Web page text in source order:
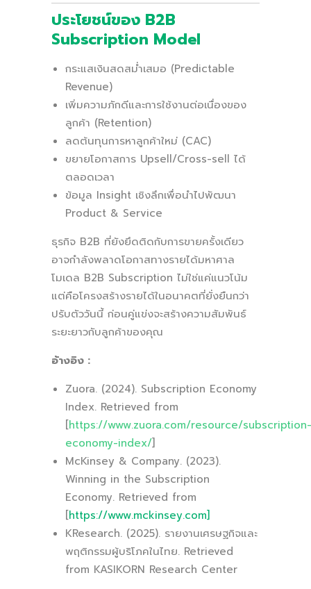
ประโยชน์ของ B2B
Subscription Model
กระแสเงินสดสม่ำเสมอ (Predictable
Revenue)
เพิ่มความภักดีและการใช้งานต่อเนื่องของ
ลูกค้า (Retention)
ลดต้นทุนการหาลูกค้าใหม่ (CAC)
ขยายโอกาสการ Upsell/Cross-sell ได้
ตลอดเวลา
ข้อมูล Insight เชิงลึกเพื่อนำไปพัฒนา
Product & Service
ธุรกิจ B2B ที่ยังยึดติดกับการขายครั้งเดียว
อาจกำลังพลาดโอกาสทางรายได้มหาศาล
โมเดล B2B Subscription ไม่ใช่แค่แนวโน้ม
แต่คือโครงสร้างรายได้ในอนาคตที่ยั่งยืนกว่า
ปรับตัววันนี้ ก่อนคู่แข่งจะสร้างความสัมพันธ์
ระยะยาวกับลูกค้าของคุณ
อ้างอิง :
Zuora. (2024). Subscription Economy
Index. Retrieved from
[https://www.zuora.com/resource/subscription-
economy-index/]
McKinsey & Company. (2023).
Winning in the Subscription
Economy. Retrieved from
[https://www.mckinsey.com]
KResearch. (2025). รายงานเศรษฐกิจและ
พฤติกรรมผู้บริโภคในไทย. Retrieved
from KASIKORN Research Center